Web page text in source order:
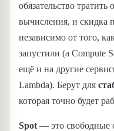
обязательство
вычисления, и скидка
независимо от того,
запустили (а Compute
ещё и на другие
Lambda). Берут для
которая точно будет
Spot — это свободные